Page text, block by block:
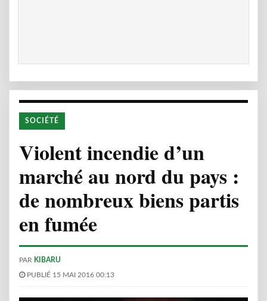
SOCIÉTÉ
Violent incendie d’un
marché au nord du pays :
de nombreux biens partis
en fumée
PAR KIBARU
PUBLIÉ 15 MAI 2016 00:13